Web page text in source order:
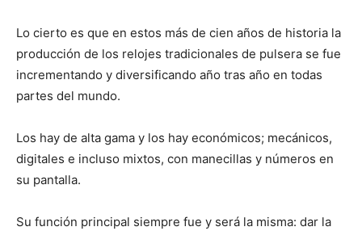
Lo cierto es que en estos más de cien años de historia la
producción de los relojes tradicionales de pulsera se fue
incrementando y diversificando año tras año en todas
partes del mundo.
Los hay de alta gama y los hay económicos; mecánicos,
digitales e incluso mixtos, con manecillas y números en
su pantalla.
Su función principal siempre fue y será la misma: dar la